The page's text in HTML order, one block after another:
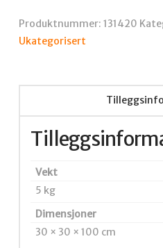
Produktnummer: 131420
Ukategorisert
Vekt
5 kg
Dimensjoner
30 × 30 × 100 cm